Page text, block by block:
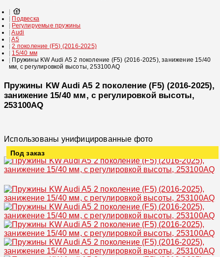
Подвеска
Регулируемые пружины
Audi
A5
2 поколение (F5) (2016-2025)
15/40 мм
Пружины KW Audi A5 2 поколение (F5) (2016-2025), занижение 15/40
мм, с регулировкой высоты, 253100AQ
Пружины KW Audi A5 2 поколение (F5) (2016-2025),
занижение 15/40 мм, с регулировкой высоты,
253100AQ
Использованы унифицированные фото
Под заказ